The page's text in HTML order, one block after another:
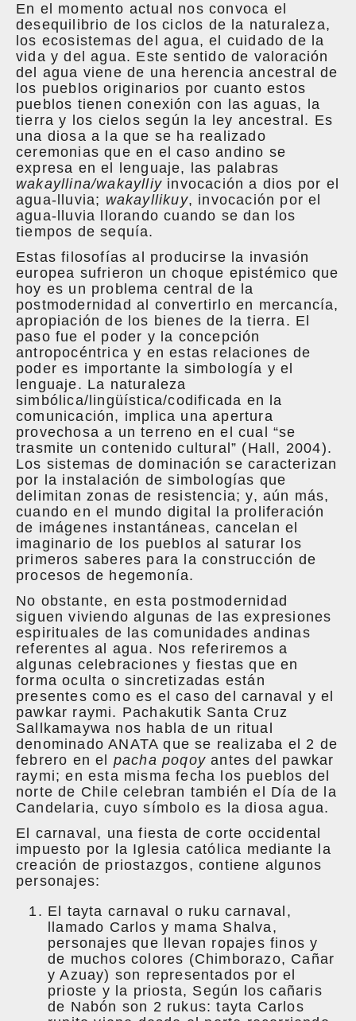
En el momento actual nos convoca el
desequilibrio de los ciclos de la naturaleza,
los ecosistemas del agua, el cuidado de la
vida y del agua. Este sentido de valoración
del agua viene de una herencia ancestral de
los pueblos originarios por cuanto estos
pueblos tienen conexión con las aguas, la
tierra y los cielos según la ley ancestral. Es
una diosa a la que se ha realizado
ceremonias que en el caso andino se
expresa en el lenguaje, las palabras
wakayllina/wakaylliy invocación a dios por el
agua-lluvia; wakayllikuy, invocación por el
agua-lluvia llorando cuando se dan los
tiempos de sequía.
Estas filosofías al producirse la invasión
europea sufrieron un choque epistémico que
hoy es un problema central de la
postmodernidad al convertirlo en mercancía,
apropiación de los bienes de la tierra. El
paso fue el poder y la concepción
antropocéntrica y en estas relaciones de
poder es importante la simbología y el
lenguaje. La naturaleza
simbólica/lingüística/codificada en la
comunicación, implica una apertura
provechosa a un terreno en el cual “se
trasmite un contenido cultural” (Hall, 2004).
Los sistemas de dominación se caracterizan
por la instalación de simbologías que
delimitan zonas de resistencia; y, aún más,
cuando en el mundo digital la proliferación
de imágenes instantáneas, cancelan el
imaginario de los pueblos al saturar los
primeros saberes para la construcción de
procesos de hegemonía.
No obstante, en esta postmodernidad
siguen viviendo algunas de las expresiones
espirituales de las comunidades andinas
referentes al agua. Nos referiremos a
algunas celebraciones y fiestas que en
forma oculta o sincretizadas están
presentes como es el caso del carnaval y el
pawkar raymi. Pachakutik Santa Cruz
Sallkamaywa nos habla de un ritual
denominado ANATA que se realizaba el 2 de
febrero en el pacha poqoy antes del pawkar
raymi; en esta misma fecha los pueblos del
norte de Chile celebran también el Día de la
Candelaria, cuyo símbolo es la diosa agua.
El carnaval, una fiesta de corte occidental
impuesto por la Iglesia católica mediante la
creación de priostazgos, contiene algunos
personajes:
El tayta carnaval o ruku carnaval,
llamado Carlos y mama Shalva,
personajes que llevan ropajes finos y
de muchos colores (Chimborazo, Cañar
y Azuay) son representados por el
prioste y la priosta, Según los cañaris
de Nabón son 2 rukus: tayta Carlos